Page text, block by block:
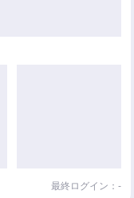
最終ログイン：-